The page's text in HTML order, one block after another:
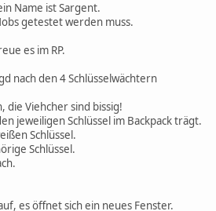
Name ist Sargent.
getestet werden muss.
es im RP.
nach den 4 Schlüsselwächtern
die Viehcher sind bissig!
jeweiligen Schlüssel im Backpack trägt.
Schlüssel.
Schlüssel.
es öffnet sich ein neues Fenster.